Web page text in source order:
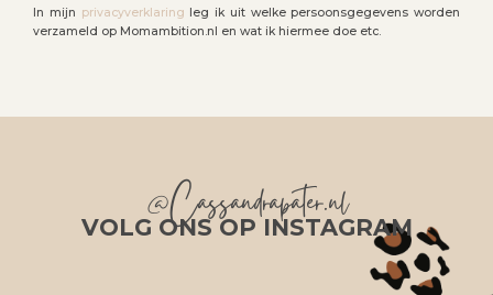
In mijn privacyverklaring leg ik uit welke persoonsgegevens worden
verzameld op Momambition.nl en wat ik hiermee doe etc.
@Cassandrapater.nl
VOLG ONS OP INSTAGRAM